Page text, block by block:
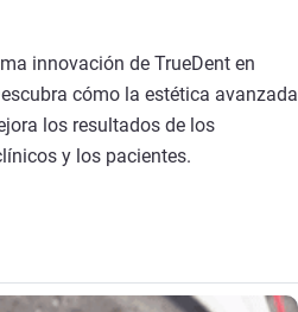
innovación de TrueDent en
cómo la estética avanzada
los resultados de los
y los pacientes.